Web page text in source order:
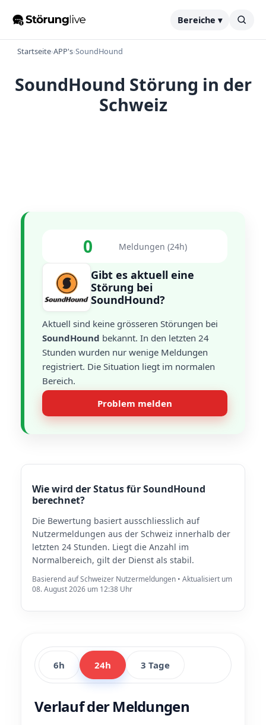
Bereiche ▾
Startseite›APP's›SoundHound
SoundHound Störung in der
Schweiz
0 Meldungen (24h)
Gibt es aktuell eine
Störung bei
SoundHound?
Aktuell sind keine grösseren Störungen bei
SoundHound bekannt. In den letzten 24
Stunden wurden nur wenige Meldungen
registriert. Die Situation liegt im normalen
Bereich.
Problem melden
Wie wird der Status für SoundHound
berechnet?
Die Bewertung basiert ausschliesslich auf
Nutzermeldungen aus der Schweiz innerhalb der
letzten 24 Stunden. Liegt die Anzahl im
Normalbereich, gilt der Dienst als stabil.
Basierend auf Schweizer Nutzermeldungen • Aktualisiert um
08. August 2026 um 12:38 Uhr
6h 24h 3 Tage
Verlauf der Meldungen